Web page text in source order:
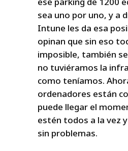
sea uno por uno, y a
Intune les da esa
opinan que sin eso
imposible, también
no tuviéramos la
como teníamos.
ordenadores están
puede llegar el
estén todos a la vez
sin problemas.